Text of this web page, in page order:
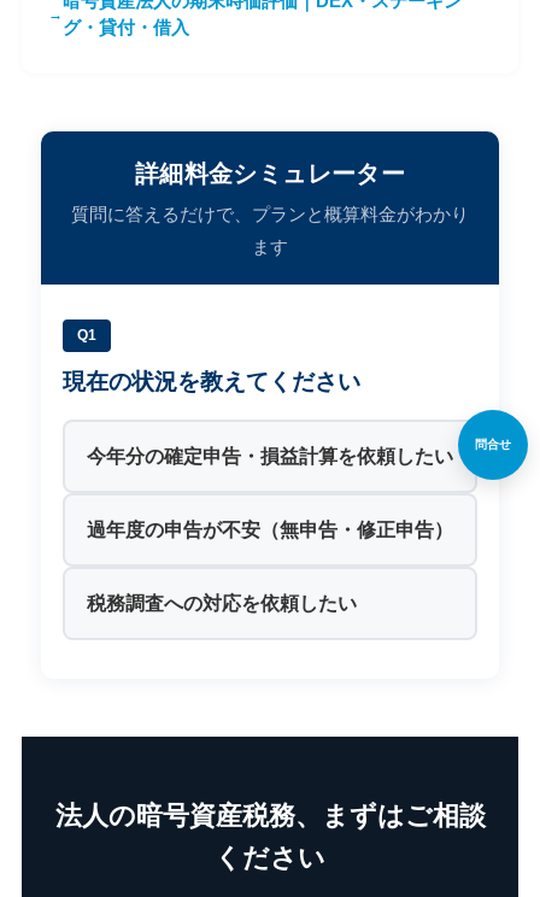
グ・貸付・借入
詳細料金シミュレーター
質問に答えるだけで、プランと概算料金がわかり
ます
Q1
現在の状況を教えてください
今年分の確定申告・損益計算を依頼したい
過年度の申告が不安（無申告・修正申告）
税務調査への対応を依頼したい
法人の暗号資産税務、まずはご相談
ください
問合せ